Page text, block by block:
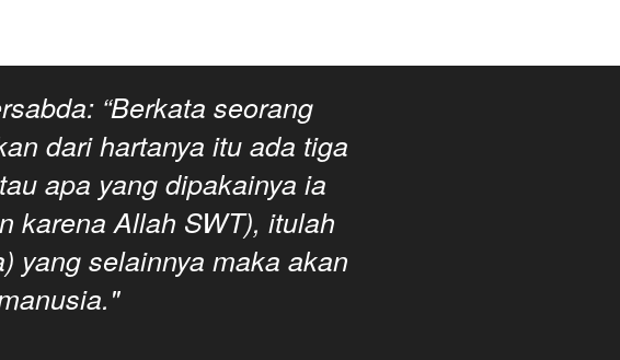
“Berkata seorang
dari hartanya itu ada tiga
apa yang dipakainya ia
karena Allah SWT), itulah
yang selainnya maka akan